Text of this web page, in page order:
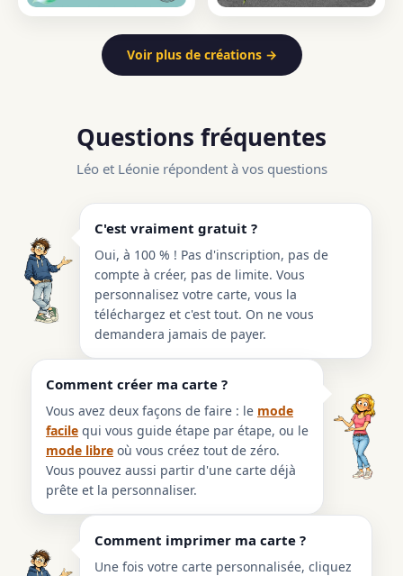
Voir plus de créations →
Questions fréquentes
Léo et Léonie répondent à vos questions
C'est vraiment gratuit ?
Oui, à 100 % ! Pas d'inscription, pas de
compte à créer, pas de limite. Vous
personnalisez votre carte, vous la
téléchargez et c'est tout. On ne vous
demandera jamais de payer.
Comment créer ma carte ?
Vous avez deux façons de faire : le mode
facile qui vous guide étape par étape, ou le
mode libre où vous créez tout de zéro.
Vous pouvez aussi partir d'une carte déjà
prête et la personnaliser.
Comment imprimer ma carte ?
Une fois votre carte personnalisée, cliquez